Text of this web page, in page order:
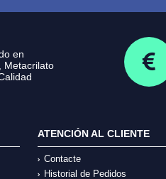
en
Metacrilato
ATENCIÓN AL CLIENTE
Contacte
Historial de Pedidos